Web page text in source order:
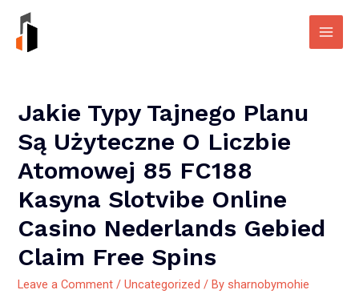
content
Main
Jakie Typy Tajnego Planu
Są Użyteczne O Liczbie
Atomowej 85 FC188
Kasyna Slotvibe Online
Casino Nederlands Gebied
Claim Free Spins
Leave a Comment /Uncategorized / By sharnobymohie